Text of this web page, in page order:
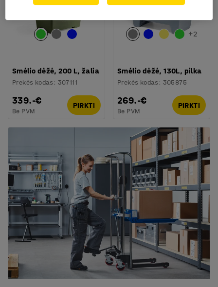
Smėlio dėžė, 200 L, žalia
Prekės kodas : 307111
339.-€
Be PVM
PIRKTI
+2
Smėlio dėžė, 130L, pilka
Prekės kodas : 305875
269.-€
Be PVM
PIRKTI